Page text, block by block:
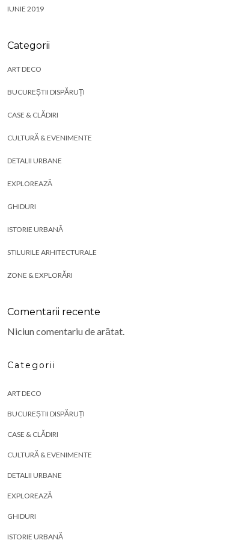
IUNIE 2019
Categorii
ART DECO
BUCUREȘTII DISPĂRUȚI
CASE & CLĂDIRI
CULTURĂ & EVENIMENTE
DETALII URBANE
EXPLOREAZĂ
GHIDURI
ISTORIE URBANĂ
STILURILE ARHITECTURALE
ZONE & EXPLORĂRI
Comentarii recente
Niciun comentariu de arătat.
Categorii
ART DECO
BUCUREȘTII DISPĂRUȚI
CASE & CLĂDIRI
CULTURĂ & EVENIMENTE
DETALII URBANE
EXPLOREAZĂ
GHIDURI
ISTORIE URBANĂ